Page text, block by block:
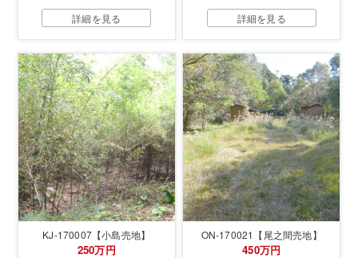
詳細を見る 詳細を見る
KJ-170007【小島売地】
250万円
ON-170021【尾之間売地】
450万円